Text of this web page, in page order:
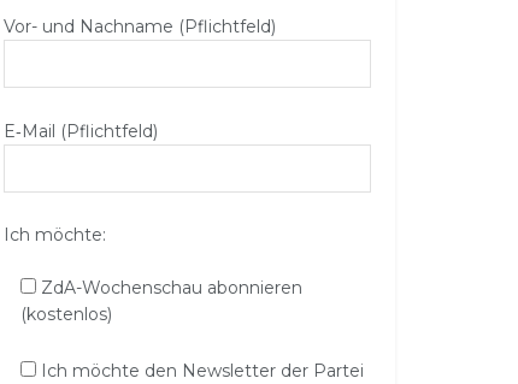
Vor- und Nachname (Pflichtfeld)
E‑Mail (Pflichtfeld)
Ich möchte:
ZdA-Wochenschau abonnieren
(kostenlos)
Ich möchte den Newsletter der Partei